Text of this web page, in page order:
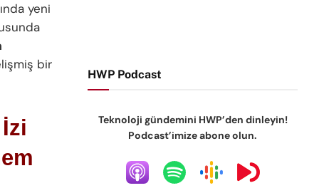
yeni
bir
HWP Podcast
Teknoloji gündemini HWP’den dinleyin!
Podcast’imize abone olun.